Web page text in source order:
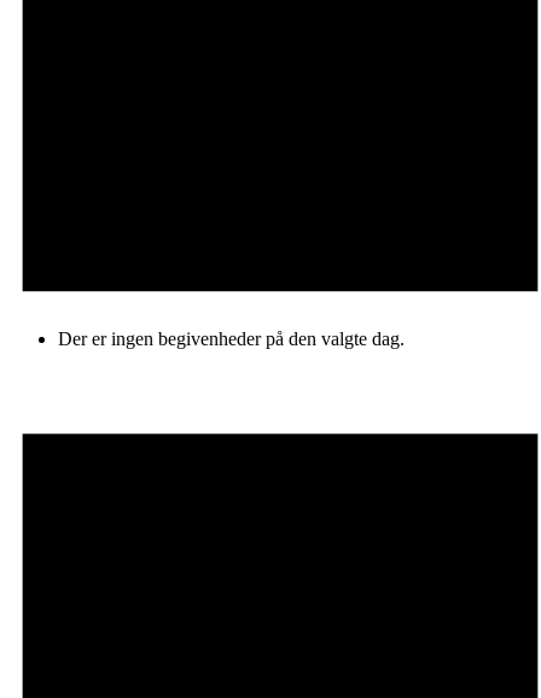
Der er ingen begivenheder på den valgte dag.